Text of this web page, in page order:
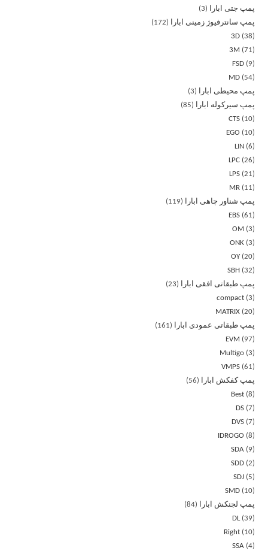
پمپ جتی ابارا
3
پمپ سانترفیوژ زمینی ابارا
172
3D 38
3M
71
FSD
9
MD
54
پمپ محیطی ابارا
3
پمپ سیرکوله ابارا
85
CTS
10
EGO
10
LIN
6
LPC 26
LPS 21
MR
11
پمپ شناور چاهی ابارا
119
EBS 61
OM
3
ONK 3
OY 20
SBH
32
پمپ طبقاتی افقی ابارا
23
compact 3
MATRIX 20
پمپ طبقاتی عمودی ابارا
161
EVM
97
Multigo 3
VMPS 61
پمپ کفکش ابارا
56
Best 8
DS 7
DVS 7
IDROGO
8
SDA
9
SDD 2
SDJ
5
SMD
10
پمپ لجنکش ابارا
84
DL 39
Right
10
SSA 4